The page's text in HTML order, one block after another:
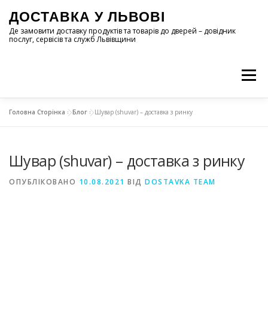
вмісту
ДОСТАВКА У ЛЬВОВІ
Де замовити доставку продуктів та товарів до дверей – довідник
послуг, сервісів та служб Львівщини
Меню
КОНТАКТ
Головна Сторінка »Блог »Шувар (shuvar) – доставка з ринку
Шувар (shuvar) – доставка з ринку
ОПУБЛІКОВАНО 10.08.2021 ВІД DOSTAVKA TEAM